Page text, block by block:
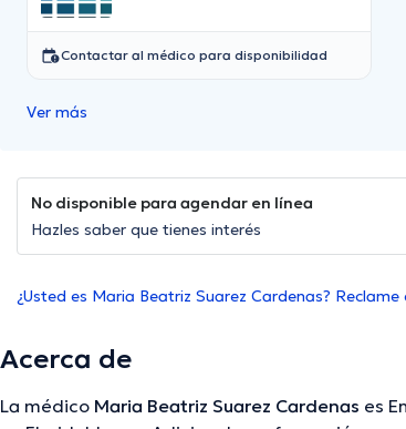
Contactar al médico para disponibilidad
Ver más
No disponible para agendar en línea
Hazles saber que tienes interés
¿Usted es Maria Beatriz Suarez Cardenas?
Acerca de
La médico Maria Beatriz Suarez Cardenas es